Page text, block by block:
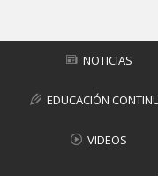
NOTICIAS
EDUCACIÓN
VIDEOS